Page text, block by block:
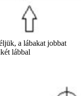
a lábakat jobbat
lábbal